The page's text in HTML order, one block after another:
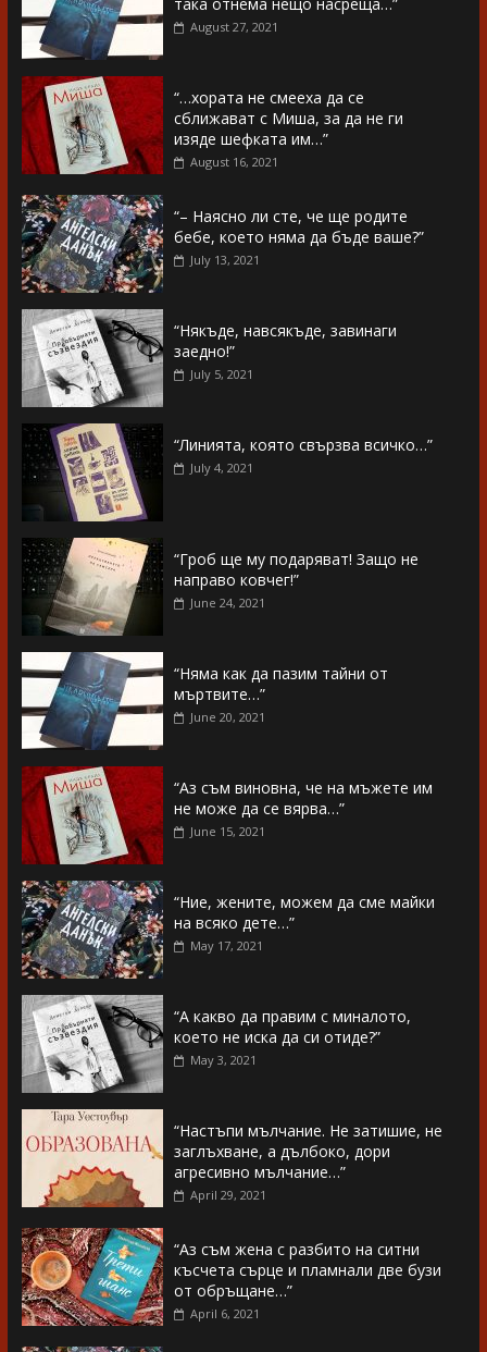
August 27, 2021
“…хората не смееха да се
сближават с Миша, за да не ги
изяде шефката им…”
August 16, 2021
“– Наясно ли сте, че ще родите
бебе, което няма да бъде ваше?”
July 13, 2021
“Някъде, навсякъде, завинаги
заедно!”
July 5, 2021
“Линията, която свързва всичко…”
July 4, 2021
“Гроб ще му подаряват! Защо не
направо ковчег!”
June 24, 2021
“Няма как да пазим тайни от
мъртвите…”
June 20, 2021
“Аз съм виновна, че на мъжете им
не може да се вярва…”
June 15, 2021
“Ние, жените, можем да сме майки
на всяко дете…”
May 17, 2021
“А какво да правим с миналото,
което не иска да си отиде?”
May 3, 2021
“Настъпи мълчание. Не затишие, не
заглъхване, а дълбоко, дори
агресивно мълчание…”
April 29, 2021
“Аз съм жена с разбито на ситни
късчета сърце и пламнали две бузи
от обръщане…”
April 6, 2021